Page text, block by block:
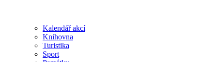
Kalendář akcí
Knihovna
Turistika
Sport